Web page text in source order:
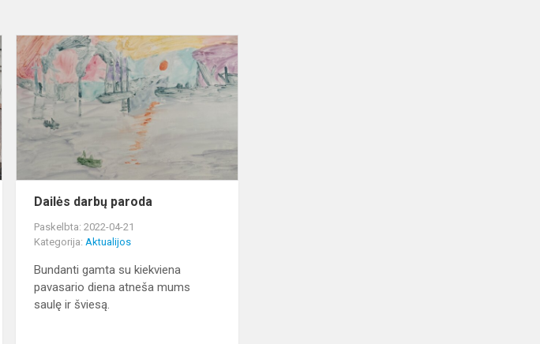
Pamokos
Kauno
muziejuose
Dailės
paroda
Dailės darbų paroda
Paskelbta: 2022-04-21
Kategorija:Aktualijos
Bundanti gamta su kiekviena
pavasario diena atneša mums
saulę ir šviesą.